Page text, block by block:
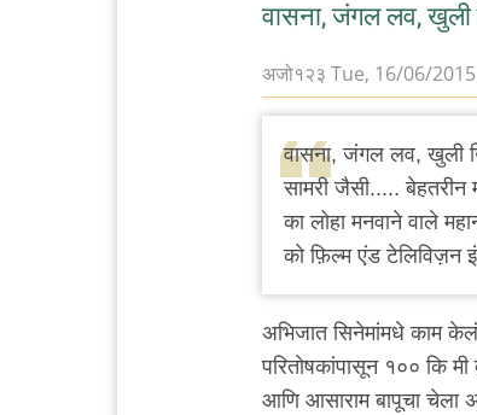
वासना, जंगल लव, खुली
अजो१२३ Tue, 16/06/2015
वासना, जंगल लव, खुली
सामरी जैसी..... बेहतरीन
का लोहा मनवाने वाले
को फ़िल्म एंड टेलिविज़न
अभिजात सिनेमांमधे काम केलं
परितोषकांपासून १०० कि मी
आणि आसाराम बापूचा चेला